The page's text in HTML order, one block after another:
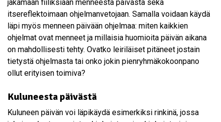
jakamaan fiiliksiään menneestä päivästä sekä
itsereflektoimaan ohjelmanvetojaan. Samalla voidaan käydä
läpi myös menneen päivään ohjelmaa: miten kaikkien
ohjelmat ovat menneet ja millaisia huomioita päivän aikana
on mahdollisesti tehty. Ovatko leiriläiset pitäneet jostain
tietystä ohjelmasta tai onko jokin pienryhmäkokoonpano
ollut erityisen toimiva?
Kuluneesta päivästä
Kuluneen päivän voi läpikäydä esimerkiksi rinkinä, jossa